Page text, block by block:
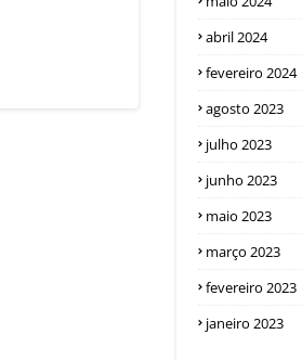
abril 2024
fevereiro 2024
agosto 2023
julho 2023
junho 2023
maio 2023
março 2023
fevereiro 2023
janeiro 2023